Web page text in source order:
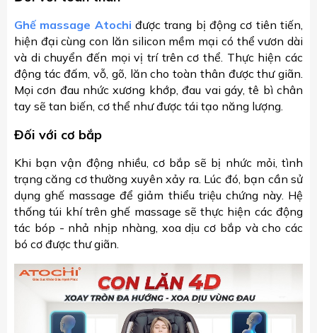
Ghế massage Atochi được trang bị động cơ tiên tiến,
hiện đại cùng con lăn silicon mềm mại có thể vươn dài
và di chuyển đến mọi vị trí trên cơ thể. Thực hiện các
động tác đấm, vỗ, gõ, lăn cho toàn thân được thư giãn.
Mọi cơn đau nhức xương khớp, đau vai gáy, tê bì chân
tay sẽ tan biến, cơ thể như được tái tạo năng lượng.
Đối với cơ bắp
Khi bạn vận động nhiều, cơ bắp sẽ bị nhức mỏi, tình
trạng căng cơ thường xuyên xảy ra. Lúc đó, bạn cần sử
dụng ghế massage để giảm thiểu triệu chứng này. Hệ
thống túi khí trên ghế massage sẽ thực hiện các động
tác bóp - nhả nhịp nhàng, xoa dịu cơ bắp và cho các
bó cơ được thư giãn.